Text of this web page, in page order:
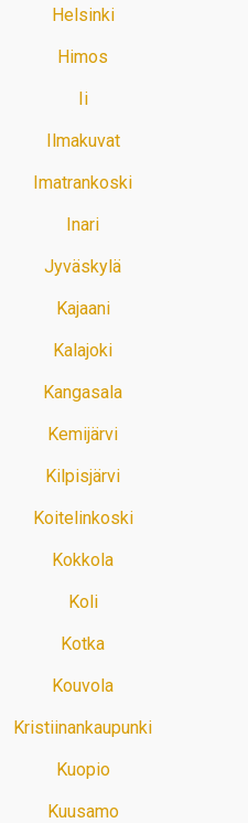
Helsinki
Himos
Ii
Ilmakuvat
Imatrankoski
Inari
Jyväskylä
Kajaani
Kalajoki
Kangasala
Kemijärvi
Kilpisjärvi
Koitelinkoski
Kokkola
Koli
Kotka
Kouvola
Kristiinankaupunki
Kuopio
Kuusamo